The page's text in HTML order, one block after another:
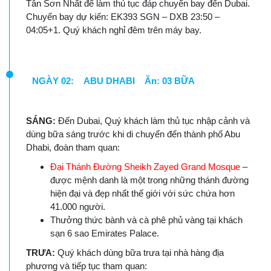
Tân Sơn Nhất để làm thủ tục đáp chuyến bay đến Dubai.
Chuyến bay dự kiến: EK393 SGN – DXB 23:50 –
04:05+1. Quý khách nghỉ đêm trên máy bay.
NGÀY 02: ABU DHABI Ăn: 03 BỮA
SÁNG: Đến Dubai, Quý khách làm thủ tục nhập cảnh và
dùng bữa sáng trước khi di chuyển đến thành phố Abu
Dhabi, đoàn tham quan:
Đại Thánh Đường Sheikh Zayed Grand Mosque –
được mệnh danh là một trong những thánh đường
hiện đại và đẹp nhất thế giới với sức chứa hơn
41.000 người.
Thưởng thức bành và cà phê phủ vàng tại khách
sạn 6 sao Emirates Palace.
TRƯA: Quý khách dùng bữa trưa tại nhà hàng địa
phương và tiếp tục tham quan: